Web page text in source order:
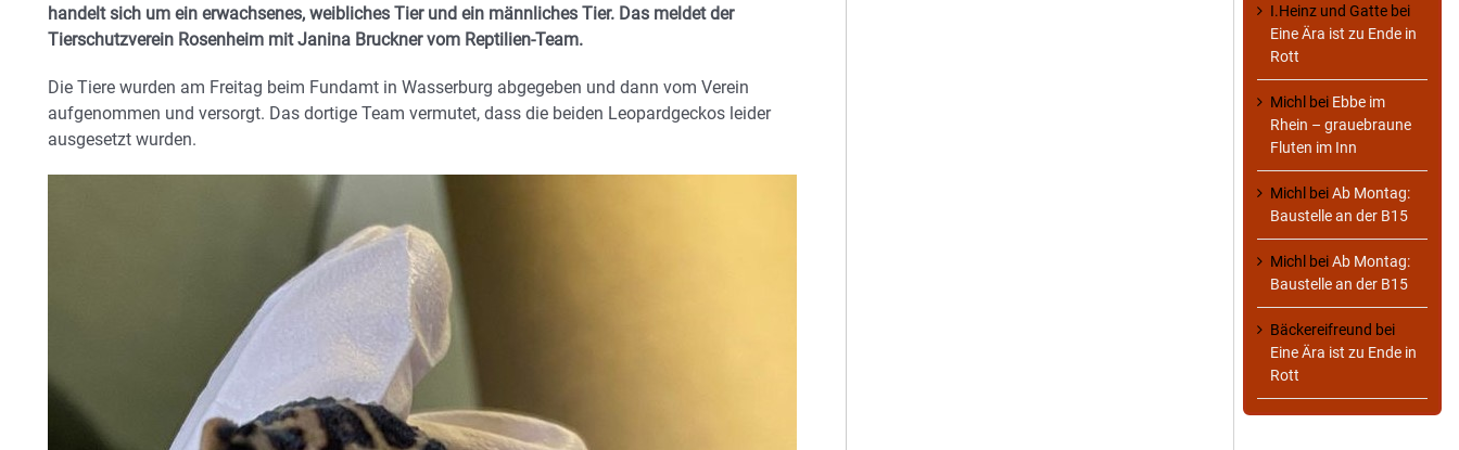
handelt sich um ein erwachsenes, weibliches Tier und ein männliches Tier. Das meldet der
Tierschutzverein Rosenheim mit Janina Bruckner vom Reptilien-Team.
Die Tiere wurden am Freitag beim Fundamt in Wasserburg abgegeben und dann vom Verein
aufgenommen und versorgt. Das dortige Team vermutet, dass die beiden Leopardgeckos leider
ausgesetzt wurden.
I.Heinz und Gatte bei
Eine Ära ist zu Ende in
Rott
Michl bei Ebbe im
Rhein – grauebraune
Fluten im Inn
Michl beiAb Montag:
Baustelle an der B15
Michl beiAb Montag:
Baustelle an der B15
Bäckereifreund bei
Eine Ära ist zu Ende in
Rott